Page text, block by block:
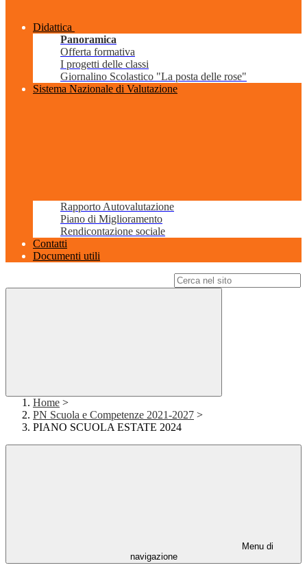
Didattica
Panoramica
Offerta formativa
I progetti delle classi
Giornalino Scolastico "La posta delle rose"
Sistema Nazionale di Valutazione
Rapporto Autovalutazione
Piano di Miglioramento
Rendicontazione sociale
Contatti
Documenti utili
Home >
PN Scuola e Competenze 2021-2027 >
PIANO SCUOLA ESTATE 2024
Menu di
navigazione